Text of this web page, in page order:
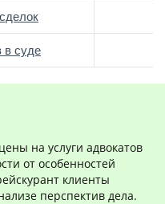
в суде
на услуги адвокатов
от особенностей
клиенты
перспектив дела.